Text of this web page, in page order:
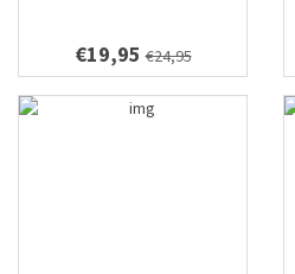
€19,95 €24,95